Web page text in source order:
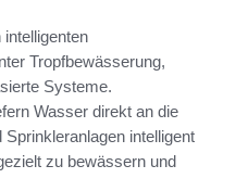
Tropfbewässerung,
Systeme.
Wasser direkt an die
intelligent
zu bewässern und